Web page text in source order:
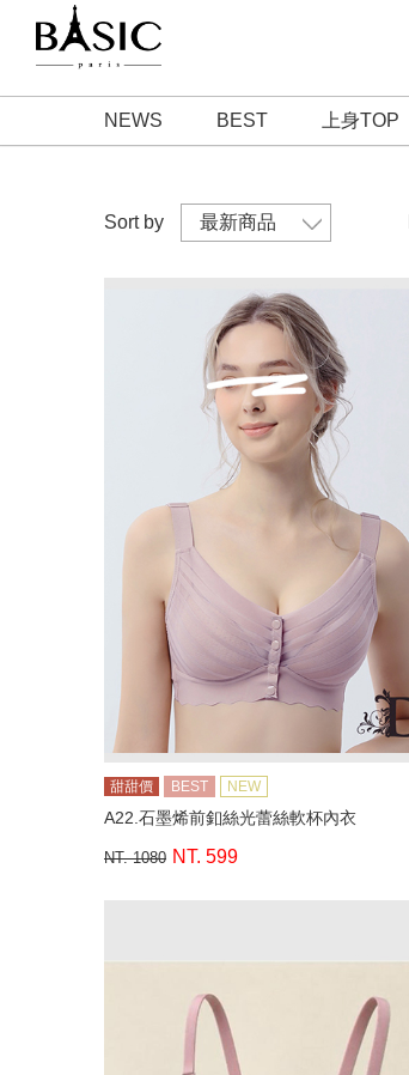
NEWS BEST 上身TOP
Sort by
甜甜價 BEST NEW
A22.石墨烯前釦絲光蕾絲軟杯內衣
NT. 1080 NT. 599